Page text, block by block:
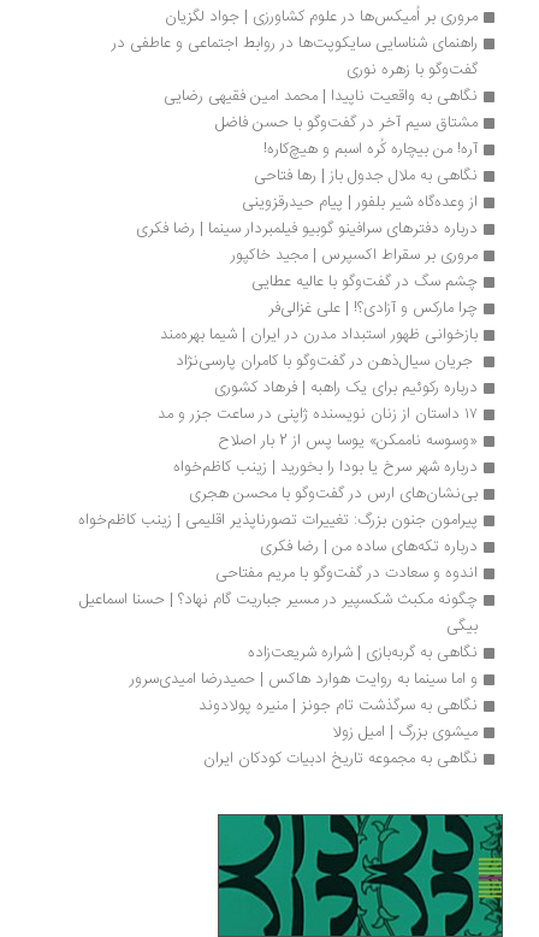
مروری بر اُمیکس‌ها در علوم کشاورزی | جواد لگزیان
راهنمای شناسایی سایکوپت‌ها در روابط اجتماعی و عاطفی در
گفت‌وگو با زهره نوری
نگاهی به واقعیت ناپیدا | محمد امین فقیهی رضایی
مشتاق سیم آخر در گفت‌وگو با حسن فاضل
آره! من بیچاره کُره اسبم و هیچ‌کاره!
نگاهی به ملال جدول باز | رها فتاحی
از وعده‌گاه شیر بلفور | پیام حیدرقزوینی
درباره دفترهای سرافینو گوبیو فیلمبردار سینما | رضا فکری
مروری بر سقراط اکسپرس | مجید خاکپور
چشم سگ در گفت‌وگو با عالیه عطایی
چرا مارکس و آزادی؟! | علی غزالی‌فر
بازخوانی ظهور استبداد مدرن در ایران | شیما بهره‌مند
جریان سیال‌ذهن در گفت‌و‌گو با کامران پارسی‌نژاد
درباره رکوئیم برای یک راهبه | فرهاد کشوری
«وسوسه ناممکن» یوسا پس از 2 بار اصلاح
درباره شهر سرخ یا بودا را بخورید | زینب کاظم‌خواه
بی‌نشان‌های ارس در گفت‌وگو با محسن هجری
پیرامون جنون بزرگ: تغییرات تصورناپذیر اقلیمی | زینب کاظم‌خواه
درباره تکه‌های ساده‌ من | رضا فکری
اندوه و سعادت در گفت‌وگو با مریم مفتاحی
چگونه مکبث شکسپیر در مسیر جباریت گام نهاد؟ | حسنا اسماعیل
نگاهی به گربه‌بازی | شراره شریعت‌زاده
و اما سینما به روایت هوارد هاکس | حمیدرضا امیدی‌سرور
نگاهی به سرگذشت تام جونز | منیره پولادوند
میشوی بزرگ | امیل زولا
نگاهی به مجموعه تاریخ ادبیات کودکان ایران